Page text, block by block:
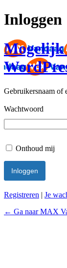
Inloggen
Mogelijk
Gebruikersnaam of
Wachtwoord
Onthoud mij
Registreren | Je
← Ga naar MAX